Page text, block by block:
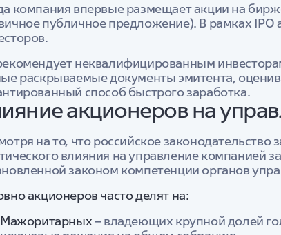
компания впервые размещает акции на
публичное предложение). В рамках
неквалифицированным
раскрываемые документы эмитента,
способ быстрого заработка.
акционеров на
на то, что российское
влияния на управление компанией
законом компетенции органов
акционеров часто делят на:
Мажоритарных– владеющих крупной долей